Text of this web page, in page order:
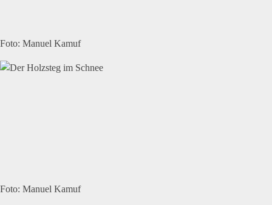
Foto: Manuel Kamuf
Foto: Manuel Kamuf